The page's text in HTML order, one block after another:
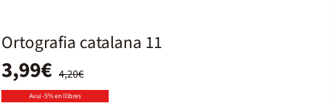
Ortografia catalana 11
4,20€
3,99€
Avui -5% en llibres